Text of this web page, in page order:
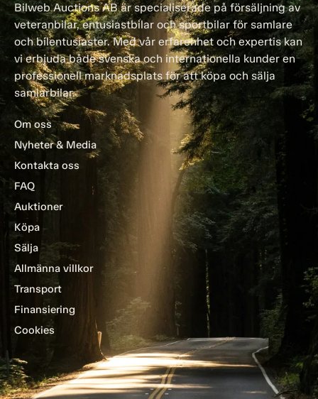
Bilweb Auctions AB är specialiserade på försäljning av
veteranbilar, entusiastbilar och sportbilar för samlare
och bilentusiaster. Med vår erfarenhet och expertis kan
vi erbjuda både svenska och internationella kunder en
professionell marknadsplats för att köpa och sälja
samlarbilar.
Om oss
Nyheter & Media
Kontakta oss
FAQ
Auktioner
Köpa
Sälja
Allmänna villkor
Transport
Finansiering
Cookies